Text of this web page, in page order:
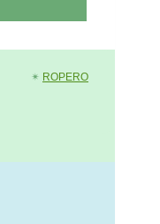
✴︎ ROPERO